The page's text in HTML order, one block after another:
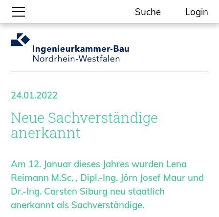
Suche
Gesellschaftliche Themen
Aktuelle Meldungen
Kein Ding ohne ING.
Ingenieurkammer-Bau NRW
Willkommen bei der Kammer
Aufgaben
Geschäftsstelle
Mitgliedschaft
Veranstaltungsformate
Unsere Publikationen
Login
24.01.2022
Neue Sachverständige
anerkannt
Am 12. Januar dieses Jahres wurden Lena
Reimann M.Sc. , Dipl.-Ing. Jörn Josef Maur und
Dr.-Ing. Carsten Siburg neu staatlich
anerkannt als Sachverständige.